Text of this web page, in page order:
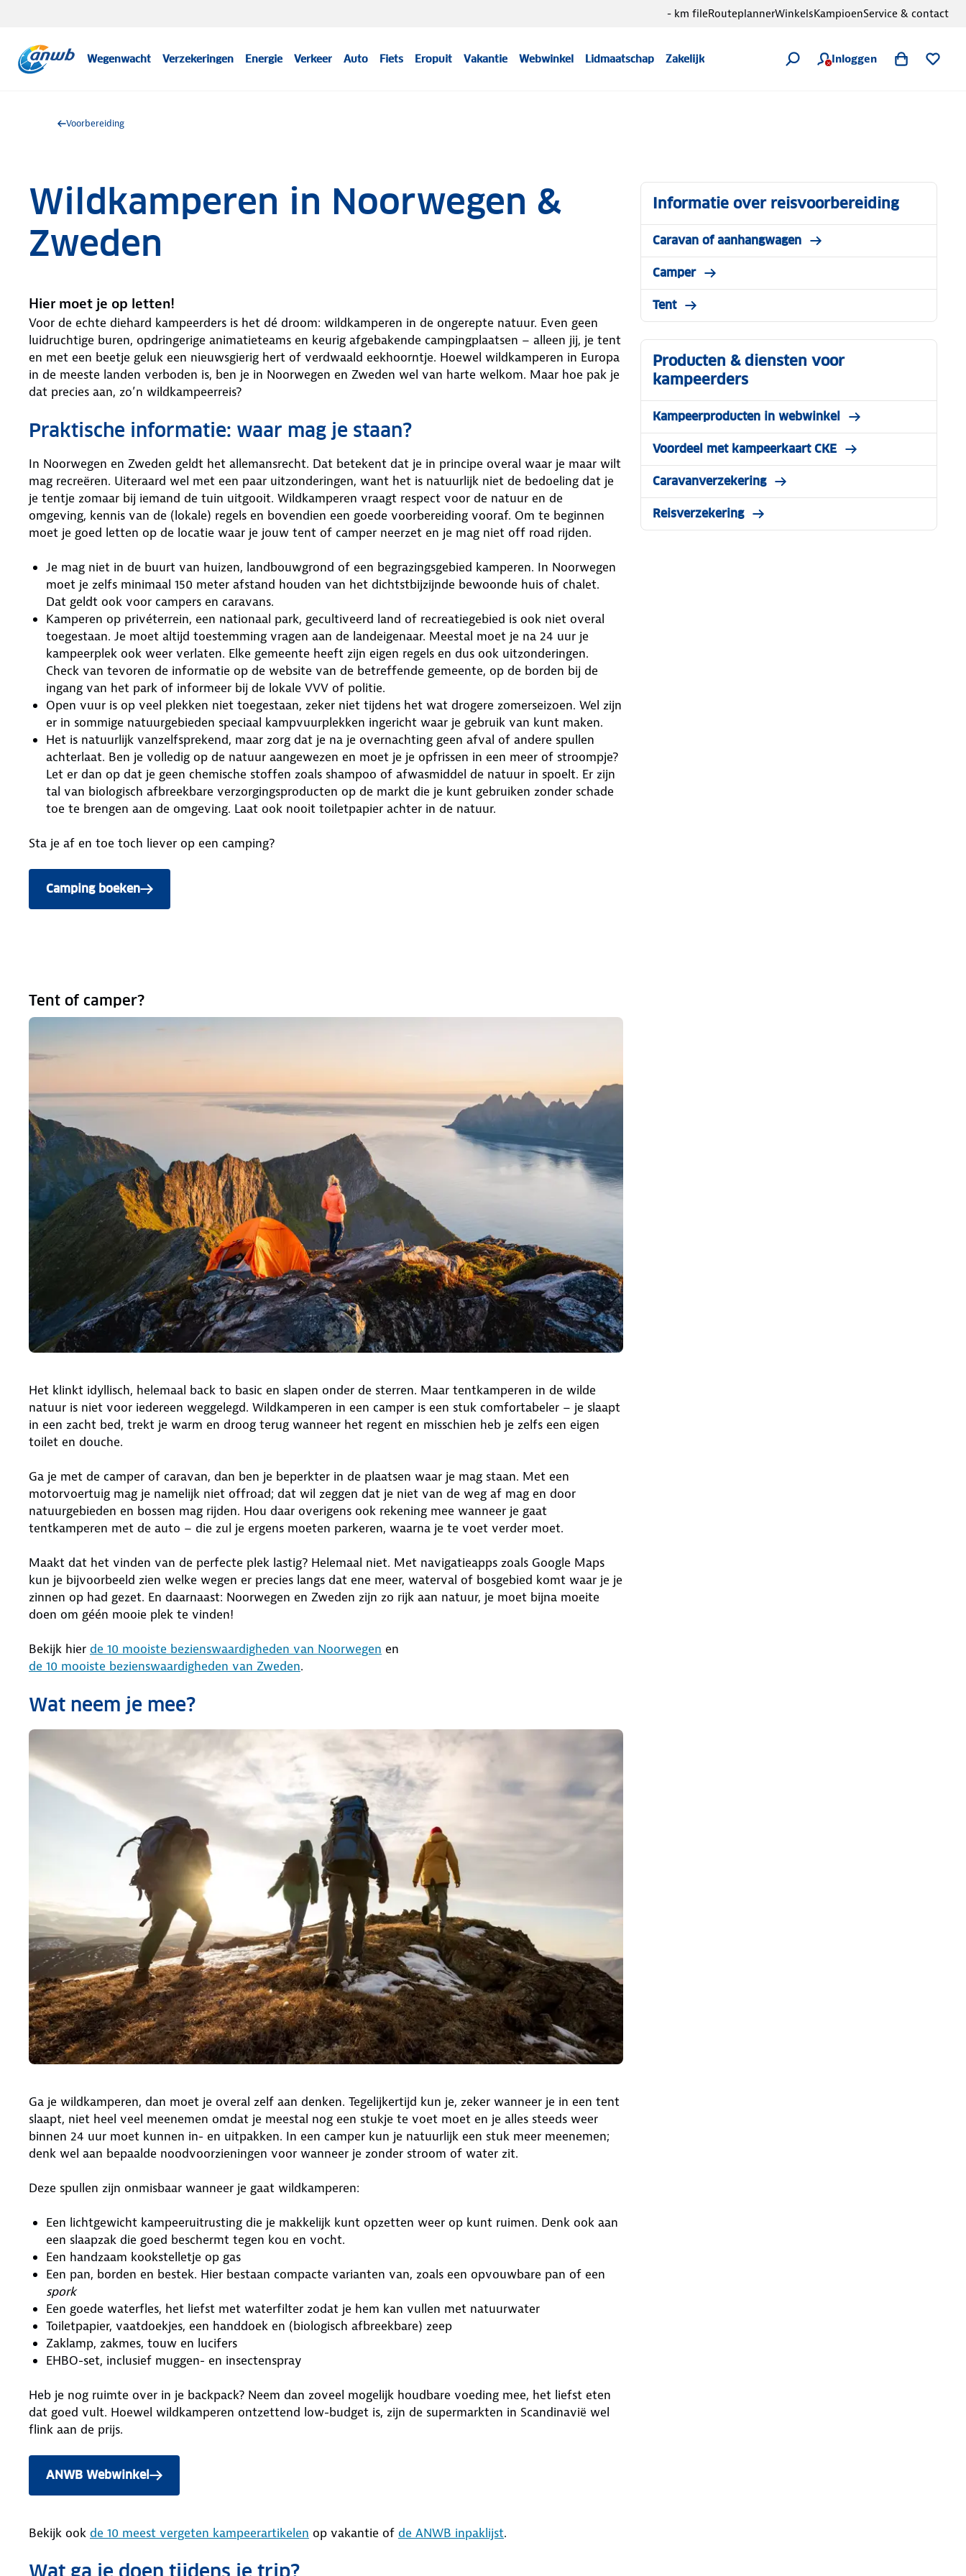
Wegenwacht Verzekeringen Energie Verkeer Auto Fiets Eropuit Vakantie Webwinkel Lidmaatschap Zakelijk Inloggen
- km fileRouteplannerWinkelsKampioenService & contact
Voorbereiding
Wildkamperen in Noorwegen &
Zweden
Hier moet je op letten!
Voor de echte diehard kampeerders is het dé droom: wildkamperen in de ongerepte natuur. Even geen
luidruchtige buren, opdringerige animatieteams en keurig afgebakende campingplaatsen – alleen jij, je tent
en met een beetje geluk een nieuwsgierig hert of verdwaald eekhoorntje. Hoewel wildkamperen in Europa
in de meeste landen verboden is, ben je in Noorwegen en Zweden wel van harte welkom. Maar hoe pak je
dat precies aan, zo’n wildkampeerreis?
Praktische informatie: waar mag je staan?
In Noorwegen en Zweden geldt het allemansrecht. Dat betekent dat je in principe overal waar je maar wilt
mag recreëren. Uiteraard wel met een paar uitzonderingen, want het is natuurlijk niet de bedoeling dat je
je tentje zomaar bij iemand de tuin uitgooit. Wildkamperen vraagt respect voor de natuur en de
omgeving, kennis van de (lokale) regels en bovendien een goede voorbereiding vooraf. Om te beginnen
moet je goed letten op de locatie waar je jouw tent of camper neerzet en je mag niet off road rijden.
Je mag niet in de buurt van huizen, landbouwgrond of een begrazingsgebied kamperen. In Noorwegen
moet je zelfs minimaal 150 meter afstand houden van het dichtstbijzijnde bewoonde huis of chalet.
Dat geldt ook voor campers en caravans.
Kamperen op privéterrein, een nationaal park, gecultiveerd land of recreatiegebied is ook niet overal
toegestaan. Je moet altijd toestemming vragen aan de landeigenaar. Meestal moet je na 24 uur je
kampeerplek ook weer verlaten. Elke gemeente heeft zijn eigen regels en dus ook uitzonderingen.
Check van tevoren de informatie op de website van de betreffende gemeente, op de borden bij de
ingang van het park of informeer bij de lokale VVV of politie.
Open vuur is op veel plekken niet toegestaan, zeker niet tijdens het wat drogere zomerseizoen. Wel zijn
er in sommige natuurgebieden speciaal kampvuurplekken ingericht waar je gebruik van kunt maken.
Het is natuurlijk vanzelfsprekend, maar zorg dat je na je overnachting geen afval of andere spullen
achterlaat. Ben je volledig op de natuur aangewezen en moet je je opfrissen in een meer of stroompje?
Let er dan op dat je geen chemische stoffen zoals shampoo of afwasmiddel de natuur in spoelt. Er zijn
tal van biologisch afbreekbare verzorgingsproducten op de markt die je kunt gebruiken zonder schade
toe te brengen aan de omgeving. Laat ook nooit toiletpapier achter in de natuur.
Sta je af en toe toch liever op een camping?
Camping boeken
Tent of camper?
Het klinkt idyllisch, helemaal back to basic en slapen onder de sterren. Maar tentkamperen in de wilde
natuur is niet voor iedereen weggelegd. Wildkamperen in een camper is een stuk comfortabeler – je slaapt
in een zacht bed, trekt je warm en droog terug wanneer het regent en misschien heb je zelfs een eigen
toilet en douche.
Ga je met de camper of caravan, dan ben je beperkter in de plaatsen waar je mag staan. Met een
motorvoertuig mag je namelijk niet offroad; dat wil zeggen dat je niet van de weg af mag en door
natuurgebieden en bossen mag rijden. Hou daar overigens ook rekening mee wanneer je gaat
tentkamperen met de auto – die zul je ergens moeten parkeren, waarna je te voet verder moet.
Maakt dat het vinden van de perfecte plek lastig? Helemaal niet. Met navigatieapps zoals Google Maps
kun je bijvoorbeeld zien welke wegen er precies langs dat ene meer, waterval of bosgebied komt waar je je
zinnen op had gezet. En daarnaast: Noorwegen en Zweden zijn zo rijk aan natuur, je moet bijna moeite
doen om géén mooie plek te vinden!
Bekijk hier de 10 mooiste bezienswaardigheden van Noorwegen en
de 10 mooiste bezienswaardigheden van Zweden.
Wat neem je mee?
Ga je wildkamperen, dan moet je overal zelf aan denken. Tegelijkertijd kun je, zeker wanneer je in een tent
slaapt, niet heel veel meenemen omdat je meestal nog een stukje te voet moet en je alles steeds weer
binnen 24 uur moet kunnen in- en uitpakken. In een camper kun je natuurlijk een stuk meer meenemen;
denk wel aan bepaalde noodvoorzieningen voor wanneer je zonder stroom of water zit.
Deze spullen zijn onmisbaar wanneer je gaat wildkamperen:
Een lichtgewicht kampeeruitrusting die je makkelijk kunt opzetten weer op kunt ruimen. Denk ook aan
een slaapzak die goed beschermt tegen kou en vocht.
Een handzaam kookstelletje op gas
Een pan, borden en bestek. Hier bestaan compacte varianten van, zoals een opvouwbare pan of een
spork
Een goede waterfles, het liefst met waterfilter zodat je hem kan vullen met natuurwater
Toiletpapier, vaatdoekjes, een handdoek en (biologisch afbreekbare) zeep
Zaklamp, zakmes, touw en lucifers
EHBO-set, inclusief muggen- en insectenspray
Heb je nog ruimte over in je backpack? Neem dan zoveel mogelijk houdbare voeding mee, het liefst eten
dat goed vult. Hoewel wildkamperen ontzettend low-budget is, zijn de supermarkten in Scandinavië wel
flink aan de prijs.
ANWB Webwinkel
Bekijk ook de 10 meest vergeten kampeerartikelen op vakantie of de ANWB inpaklijst.
Informatie over reisvoorbereiding
Caravan of aanhangwagen
Camper
Tent
Producten & diensten voor
kampeerders
Kampeerproducten in webwinkel
Voordeel met kampeerkaart CKE
Caravanverzekering
Reisverzekering